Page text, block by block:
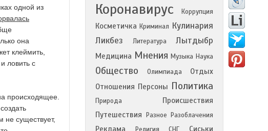
одной из
она
клеймить,
ловить с
происходящее.
не существует,
Коронавирус Коррупция
Косметичка Криминал Кулинария
Ликбез
Литература Лытдыбр
Медицина Мнения Музыка Наука
Общество Олимпиада
Отдых
Отношения Персоны Политика
Природа
Происшествия
Путешествия
Разное Разоблачения
Реклама
Сиськи